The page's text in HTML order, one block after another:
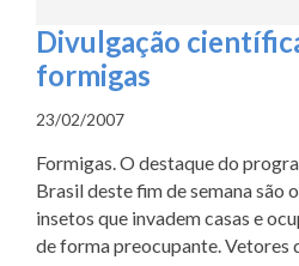
Divulgação
formigas
23/02/2007
Formigas. O destaque do
Brasil deste fim de semana são
insetos que invadem casas e
de forma preocupante. Vetores